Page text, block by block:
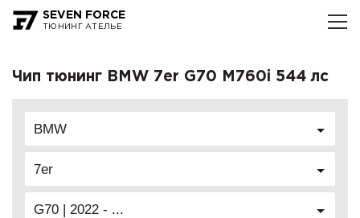
SEVEN FORCE
ТЮНИНГ АТЕЛЬЕ
Чип тюнинг BMW 7er G70 M760i 544 лс
BMW
7er
G70 | 2022 - ...